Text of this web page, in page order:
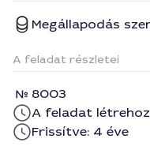
Megállapodás
A feladat részletei
8003
A feladat
Frissítve: 4 éve